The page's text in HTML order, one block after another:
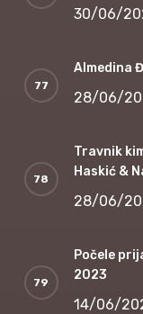
30/06/
Almedina
28/06/
Travnik
Haskić &
28/06/
Počele
2023
14/06/